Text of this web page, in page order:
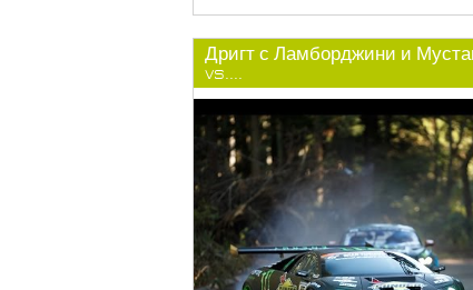
Дригт с Ламборджини и
vs....